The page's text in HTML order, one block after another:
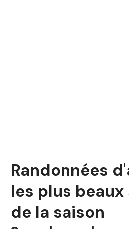
Randonnées
les plus
de la saison